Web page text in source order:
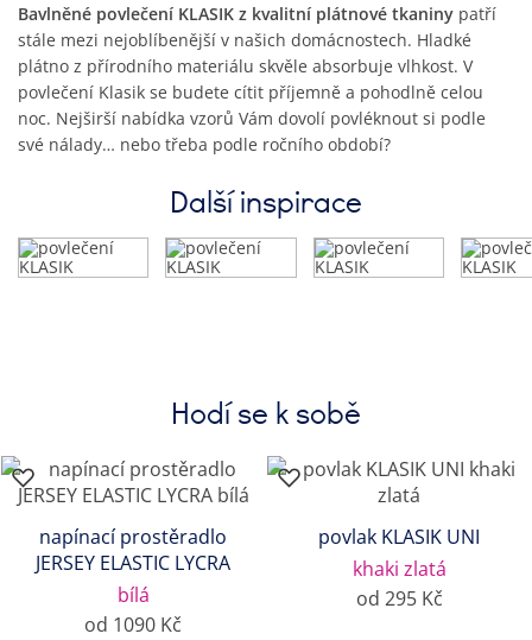
Bavlněné povlečení KLASIK z kvalitní plátnové tkaniny patří
stále mezi nejoblíbenější v našich domácnostech. Hladké
plátno z přírodního materiálu skvěle absorbuje vlhkost. V
povlečení Klasik se budete cítit příjemně a pohodlně celou
noc. Nejširší nabídka vzorů Vám dovolí povléknout si podle
své nálady… nebo třeba podle ročního období?
Další inspirace
Hodí se k sobě
napínací prostěradlo
JERSEY ELASTIC LYCRA
bílá
od 1090 Kč
povlak KLASIK UNI
khaki zlatá
od 295 Kč